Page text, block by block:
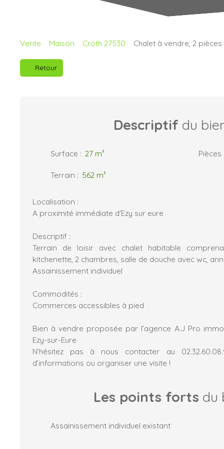
Vente Maison Croth 27530 Chalet à vendre, 2
Retour
Descriptif du
Surface : 27 m² Pièces
Terrain : 562 m²
Localisation :
A proximité immédiate d'Ezy sur eure
Descriptif :
Terrain de loisir avec chalet habitable
kitchenette, 2 chambres, salle de douche avec wc,
Assainissement individuel
Commodités :
Commerces accessibles à pied
Bien à vendre proposée par l’agence A.J Pro
Ezy-sur-Eure
N’hésitez pas à nous contacter au
d’informations ou organiser une visite !
Les points forts du
Assainissement individuel existant